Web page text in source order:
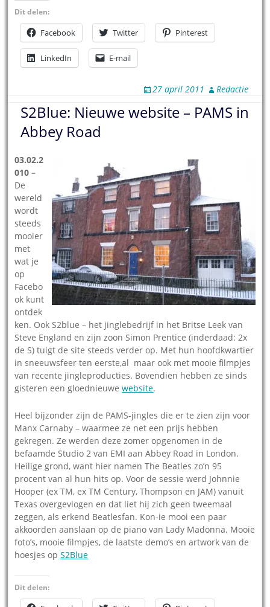
Dit delen:
Facebook Twitter Pinterest
LinkedIn E-mail
27 april 2011 Redactie
S2Blue: Nieuwe website – PAMS in
Abbey Road
03.02.2
010 –
De
wereld
wordt
steeds
mooier
met
wat je
op
Facebo
ok kunt
ontdek
ken. Ook S2blue – het jinglebedrijf in het Britse Leek van
Steve England en zijn zoon Simon Prentice (inderdaad: 2x
de S) tuigt de site steeds verder op. Met hun hoofdkwartier
in sneeuwsfeer ten eerste,al maar ook met mooie filmpjes
van recente jingleproducties. Bovendien hebben ze sinds
gisteren een gloednieuwewebsite.
Heel bijzonder zijn de PAMS-jingles die er te zien zijn voor
Manx Carnaby – waarmee ze net een prijs hebben
gekregen. Ze werden deze zomer opgenomen in de
befaamde Studio 2 van EMI aan Abbey Road in London.
Heilige grond, want hier namen The Beatles zo’n 95
procent van al hun hits op. Voor de sessie werd Johnnie
Hooper (ex TM, ex TM Century, Thompson en JAM) vanuit
Texas overgevlogen en dat liet hij zich geen tweemaal
zeggen, als erkend Beatlesfan. Kon-ie mooi een paar
akkoorden aanslaan op de piano van Lady Madonna. Mooie
foto’s, mooie filmpjes, de laatste demo’s en artwork van de
hoesjes opS2Blue
Dit delen: